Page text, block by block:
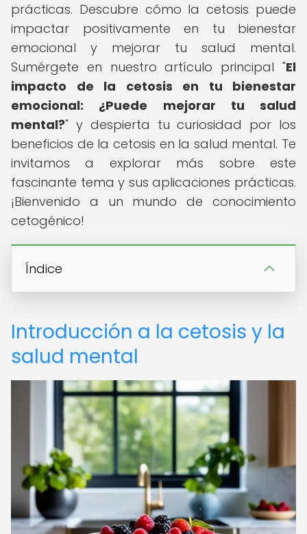
prácticas. Descubre cómo la cetosis puede
impactar positivamente en tu bienestar
emocional y mejorar tu salud mental.
Sumérgete en nuestro artículo principal "El
impacto de la cetosis en tu bienestar
emocional: ¿Puede mejorar tu salud
mental?" y despierta tu curiosidad por los
beneficios de la cetosis en la salud mental. Te
invitamos a explorar más sobre este
fascinante tema y sus aplicaciones prácticas.
¡Bienvenido a un mundo de conocimiento
cetogénico!
Índice
Introducción a la cetosis y la
salud mental